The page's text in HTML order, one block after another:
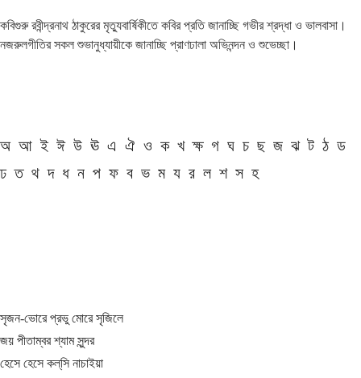
কবিগুরু রবীন্দ্রনাথ ঠাকুরের মৃত্যুবার্ষিকীতে কবির প্রতি জানাচ্ছি গভীর শ্রদ্ধা ও ভালবাসা।
নজরুলগীতির সকল শুভানুধ্যায়ীকে জানাচ্ছি প্রাণঢালা অভিনন্দন ও শুভেচ্ছা।
অ আ ই ঈ উ ঊ এ ঐ ও ক খ ক্ষ গ ঘ চ ছ জ ঝ ট ঠ ড
ঢ ত থ দ ধ ন প ফ ব ভ ম য র ল শ স হ
সৃজন-ভোরে প্রভু মোরে সৃজিলে
জয় পীতাম্বর শ্যাম সুন্দর
হেসে হেসে কল্‌সি নাচাইয়া